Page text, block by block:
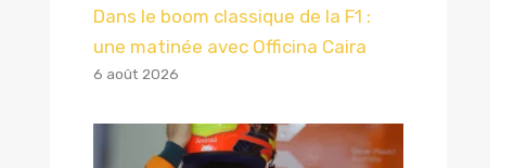
Dans le boom classique de la F1 :
une matinée avec Officina Caira
6 août 2026